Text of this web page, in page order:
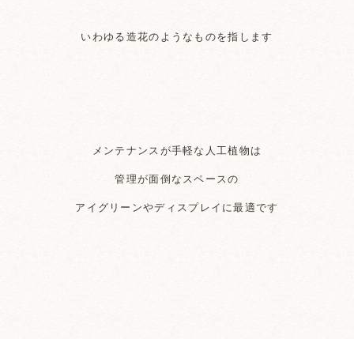
いわゆる造花のようなものを指します
メンテナンスが手軽な人工植物は
管理が面倒なスペースの
アイグリーンやディスプレイに最適です